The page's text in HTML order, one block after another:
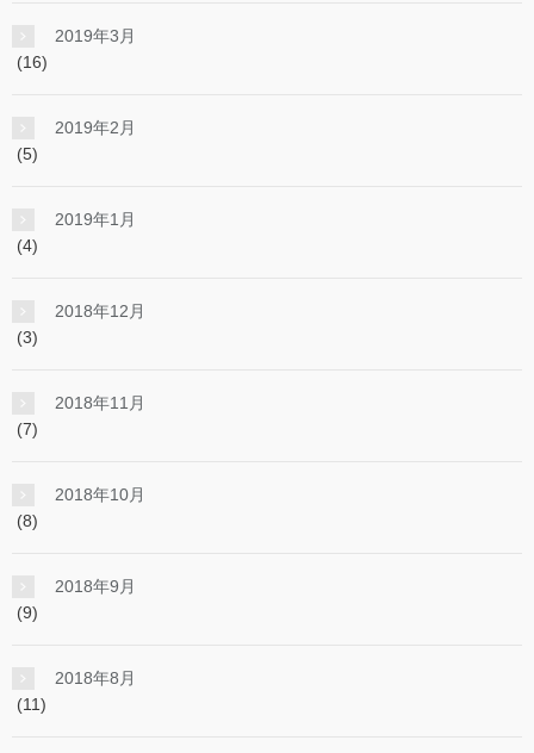
2019年3月
(16)
2019年2月
(5)
2019年1月
(4)
2018年12月
(3)
2018年11月
(7)
2018年10月
(8)
2018年9月
(9)
2018年8月
(11)